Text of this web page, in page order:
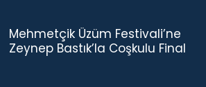
Mehmetçik Üzüm Festivali’ne
Zeynep Bastık’la Coşkulu Final